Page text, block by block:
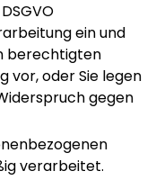
ein und
berechtigten
vor, oder Sie legen
gegen
verarbeitet.